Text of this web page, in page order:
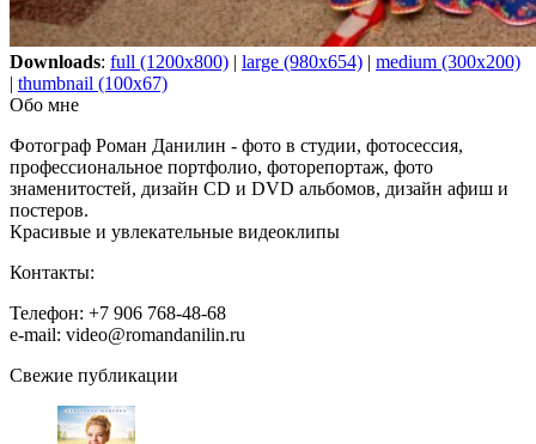
Downloads: full (1200x800) | large (980x654) | medium (300x200)
| thumbnail (100x67)
Обо мне
Фотограф Роман Данилин - фото в студии, фотосессия,
профессиональное портфолио, фоторепортаж, фото
знаменитостей, дизайн CD и DVD альбомов, дизайн афиш и
постеров.
Красивые и увлекательные видеоклипы
Контакты:
Телефон: +7 906 768-48-68
e-mail: video@romandanilin.ru
Свежие публикации